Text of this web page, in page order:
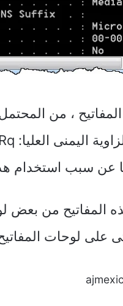
، من
المفاتيح من بعض
على لوحات